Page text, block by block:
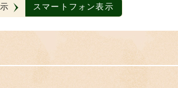
スマートフォン表示